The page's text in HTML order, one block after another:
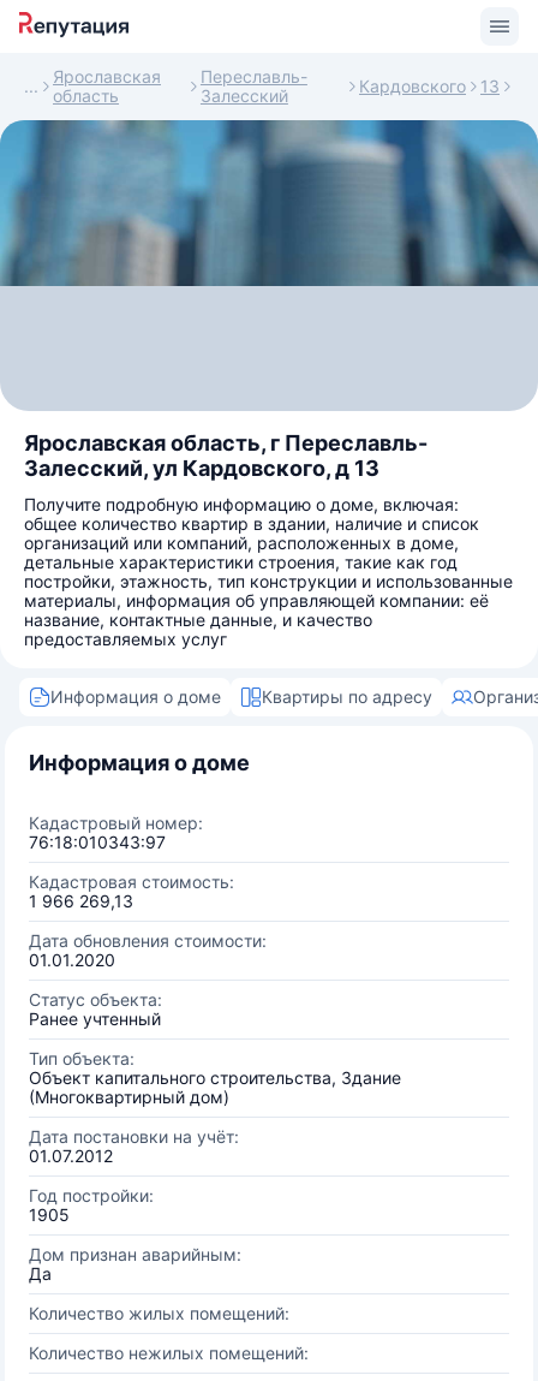
Ярославская
область
Переславль-
Залесский
Кардовского 13
Ярославская область, г Переславль-
Залесский, ул Кардовского, д 13
Получите подробную информацию о доме, включая:
общее количество квартир в здании, наличие и список
организаций или компаний, расположенных в доме,
детальные характеристики строения, такие как год
постройки, этажность, тип конструкции и использованные
материалы, информация об управляющей компании: её
название, контактные данные, и качество
предоставляемых услуг
Информация о доме Квартиры по адресу
Информация о доме
Кадастровый номер:
76:18:010343:97
Кадастровая стоимость:
1 966 269,13
Дата обновления стоимости:
01.01.2020
Статус объекта:
Ранее учтенный
Тип объекта:
Объект капитального строительства, Здание
(Многоквартирный дом)
Дата постановки на учёт:
01.07.2012
Год постройки:
1905
Дом признан аварийным:
Да
Количество жилых помещений:
Количество нежилых помещений: